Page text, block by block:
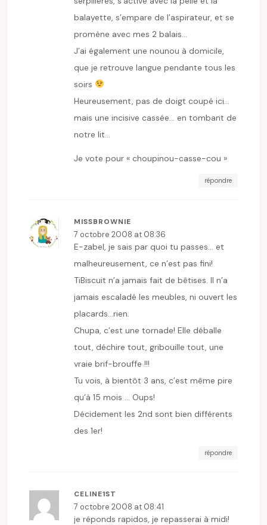
balayette, s’empare de l’aspirateur, et se
promène avec mes 2 balais…
J’ai également une nounou à domicile,
que je retrouve langue pendante tous les
soirs
Heureusement, pas de doigt coupé ici…
mais une incisive cassée… en tombant de
notre lit…
Je vote pour « choupinou-casse-cou »
répondre
MISSBROWNIE
7 octobre 2008 at 08:36
E-zabel, je sais par quoi tu passes… et
malheureusement, ce n’est pas fini!
TiBiscuit n’a jamais fait de bêtises. Il n’a
jamais escaladé les meubles, ni ouvert les
placards…rien.
Chupa, c’est une tornade! Elle déballe
tout, déchire tout, gribouille tout, une
vraie brif-brouffe !!!
Tu vois, à bientôt 3 ans, c’est même pire
qu’à 15 mois … Oups!
Décidement les 2nd sont bien différents
des 1er!
répondre
CELINE1ST
7 octobre 2008 at 08:41
je réponds rapidos, je repasserai à midi!